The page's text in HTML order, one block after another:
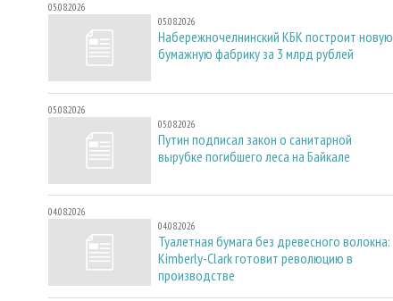
05.08.2026
05.08.2026
Набережночелнинский КБК построит новую
бумажную фабрику за 3 млрд рублей
05.08.2026
05.08.2026
Путин подписал закон о санитарной
вырубке погибшего леса на Байкале
04.08.2026
04.08.2026
Туалетная бумага без древесного волокна:
Kimberly-Clark готовит революцию в
производстве